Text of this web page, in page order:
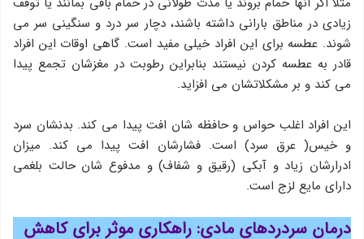
زیادی در مناطق بارانی داشته باشند، دچار سر درد و سنگینی سر می
شوند. عطسه برای این افراد خیلی مفید است. گاهی اوقات این افراد
قادر به عطسه کردن نیستند بنابراین رطوبت در مغزشان تجمع پیدا
می کند و بر مشکلاتشان می افزاید.
این افراد اغلب حواس و حافظه شان افت پیدا می کند. بدنشان سرد
و خیس( عرق سرد) است. فشارشان افت پیدا می کند. میزان
ادرارشان زیاد و آبکی (رقیق و شفاف) و مدفوع شان حالت بلغمی
دارای مایع لزج است.
درمان سردردهای مادی: راهکاری موثر برای کاهش